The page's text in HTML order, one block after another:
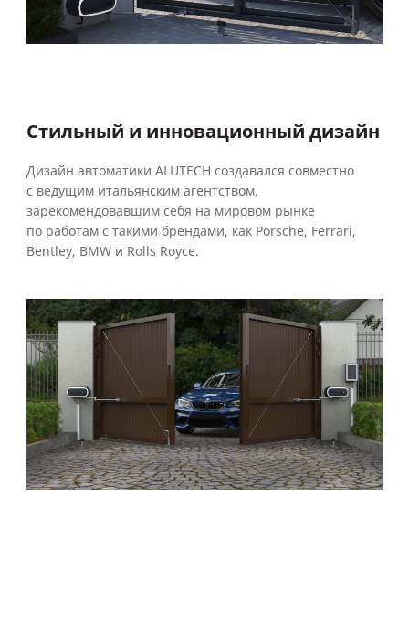
Стильный и инновационный дизайн
Дизайн автоматики ALUTECH создавался совместно
с ведущим итальянским агентством,
зарекомендовавшим себя на мировом рынке
по работам с такими брендами, как Porsche, Ferrari,
Bentley, BMW и Rolls Royce.